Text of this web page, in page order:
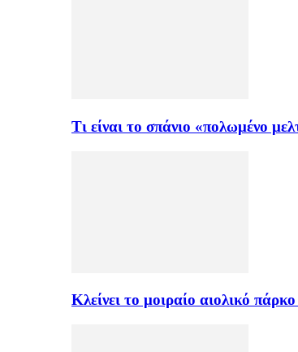
Τι είναι το σπάνιο «πολωμένο
Κλείνει το μοιραίο αιολικό